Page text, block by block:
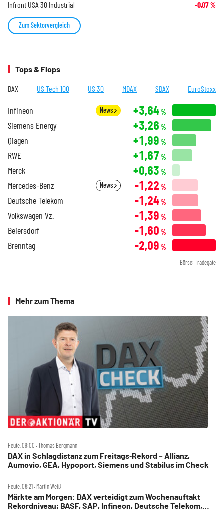
Infront USA 30 Industrial -0,07%
Zum Sektorvergleich
Tops & Flops
DAX US Tech 100 US 30 MDAX SDAX EuroStoxx
Infineon News +3,64%
Siemens Energy +3,26 %
Qiagen +1,99 %
RWE +1,67 %
Merck +0,63 %
Mercedes-Benz News -1,22 %
Deutsche Telekom -1,24%
Volkswagen Vz. -1,39 %
Beiersdorf -1,60 %
Brenntag -2,09 %
Börse: Tradegate
Mehr zum Thema
Heute, 09:00 ‧ Thomas Bergmann
DAX in Schlagdistanz zum Freitags‑Rekord – Allianz,
Aumovio, GEA, Hypoport, Siemens und Stabilus im Check
Heute, 08:21 ‧ Martin Weiß
Märkte am Morgen: DAX verteidigt zum Wochenauftakt
Rekordniveau; BASF, SAP, Infineon, Deutsche Telekom,